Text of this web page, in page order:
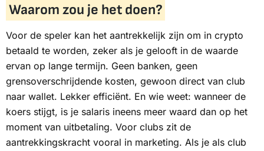
Waarom zou je het doen?
Voor de speler kan het aantrekkelijk zijn om in crypto
betaald te worden, zeker als je gelooft in de waarde
ervan op lange termijn. Geen banken, geen
grensoverschrijdende kosten, gewoon direct van club
naar wallet. Lekker efficiënt. En wie weet: wanneer de
koers stijgt, is je salaris ineens meer waard dan op het
moment van uitbetaling. Voor clubs zit de
aantrekkingskracht vooral in marketing. Als je als club